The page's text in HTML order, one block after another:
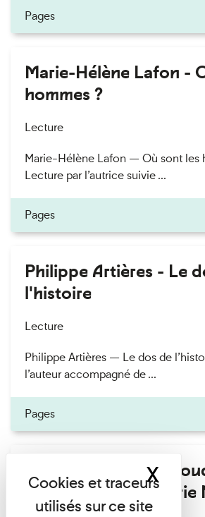
Pages
Marie-Hélène Lafon -
hommes ?
Lecture
Marie-Hélène Lafon — Où sont les
Lecture par l’autrice suivie ...
Pages
Philippe Artières - Le
l'histoire
Lecture
Philippe Artières — Le dos de
l’auteur accompagné de ...
Pages
Fanny Taillandier -
Invités de l’Imprimerie
X